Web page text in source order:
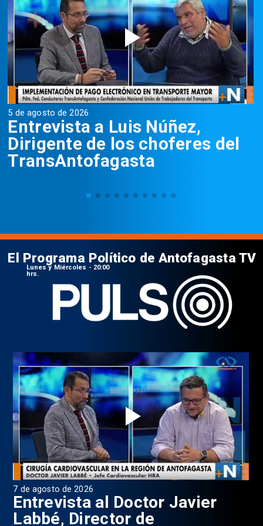
5 de agosto de 2026
Entrevista a Luis Núñez,
Dirigente de los choferes del
TransAntofagasta
7 de agosto de 2026
Entrevista al Doctor Javier
Labbé, Director de
El Programa Político de Antofagasta TV
Lunes y Miércoles - 20:00
hrs.